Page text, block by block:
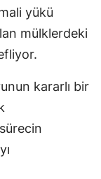
yükü
mülklerdeki
kararlı bir